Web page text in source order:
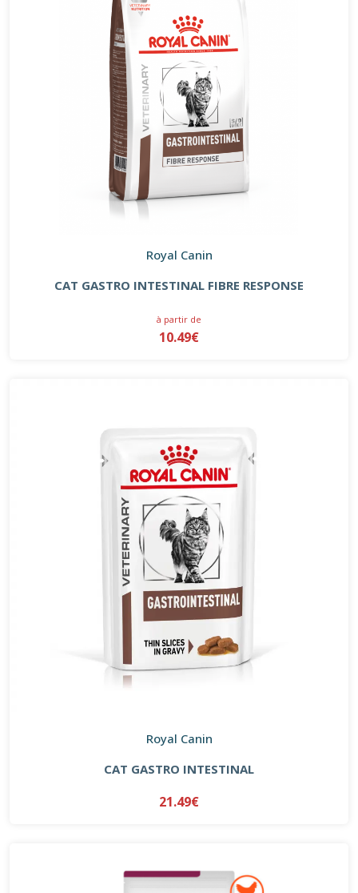
Royal Canin
CAT GASTRO INTESTINAL FIBRE RESPONSE
à partir de
10.49€
Royal Canin
CAT GASTRO INTESTINAL
21.49€